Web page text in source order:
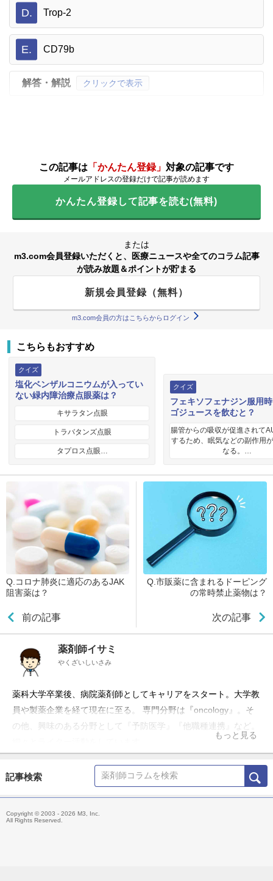
D. Trop-2
E. CD79b
解答・解説 クリックで表示
この記事は 「かんたん登録」 対象の記事です
メールアドレスの登録だけで記事が読めます
かんたん登録して記事を読む(無料)
または
m3.com会員登録いただくと、医療ニュースや全てのコラム記事
が読み放題＆ポイントが貯まる
新規会員登録（無料）
m3.com会員の方はこちらからログイン
こちらもおすすめ
クイズ
塩化ベンザルコニウムが入ってい
ない緑内障治療点眼薬は？
キサラタン点眼
トラバタンズ点眼
タプロス点眼…
クイズ
フェキソフェナジン服用
ゴジュースを飲むと？
腸管からの吸収が促進されて
するため、眠気などの副作用
なる。…
Q.コロナ肺炎に適応のあるJAK
阻害薬は？
前の記事
Q.市販薬に含まれるドーピング
の常時禁止薬物は？
次の記事
薬剤師イサミ
やくざいしいさみ
薬科大学卒業後、病院薬剤師としてキャリアをスタート。大学教
員や製薬企業を経て現在に至る。 専門分野は『oncology』。そ
の他、興味のある分野として『予防医学』『他職種連携』など。
もっと見る
記事検索
Copyright © 2003 - 2026 M3, Inc.
All Rights Reserved.